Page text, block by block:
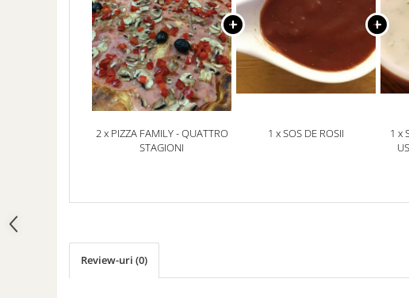
2 x PIZZA FAMILY - QUATTRO
STAGIONI
1 x SOS DE ROSII
1 x
Review-uri (0)